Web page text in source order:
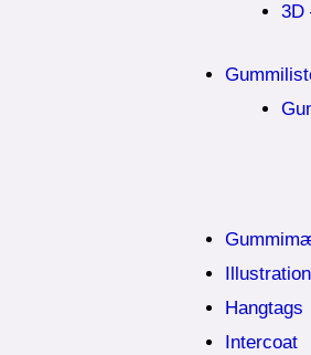
3D
Hangtags
Intercoat